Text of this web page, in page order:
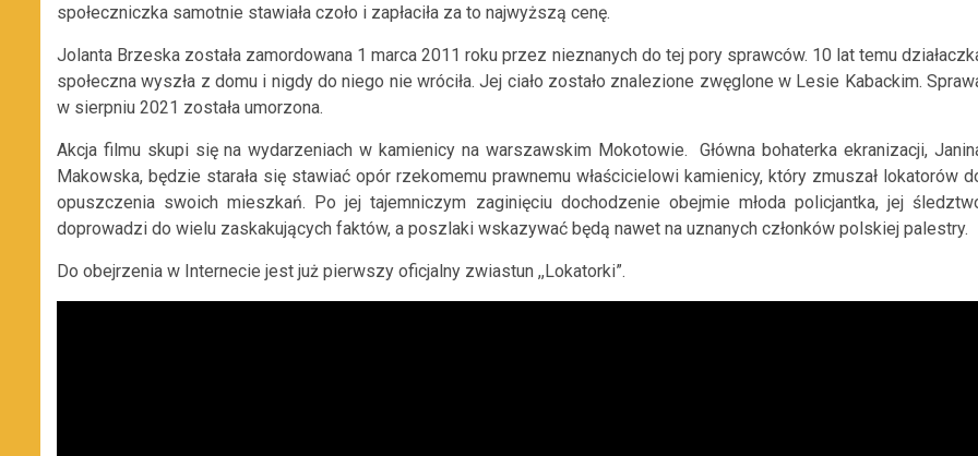
społeczniczka samotnie stawiała czoło i zapłaciła za to najwyższą cenę.
Jolanta Brzeska została zamordowana 1 marca 2011 roku przez nieznanych do tej pory sprawców. 10 lat temu
społeczna wyszła z domu i nigdy do niego nie wróciła. Jej ciało zostało znalezione zwęglone w Lesie Kabackim.
w sierpniu 2021 została umorzona.
Akcja filmu skupi się na wydarzeniach w kamienicy na warszawskim Mokotowie. Główna bohaterka ekranizacji,
Makowska, będzie starała się stawiać opór rzekomemu prawnemu właścicielowi kamienicy, który zmuszał lokatorów
opuszczenia swoich mieszkań. Po jej tajemniczym zaginięciu dochodzenie obejmie młoda policjantka, jej
doprowadzi do wielu zaskakujących faktów, a poszlaki wskazywać będą nawet na uznanych członków polskiej palestry.
Do obejrzenia w Internecie jest już pierwszy oficjalny zwiastun ,,Lokatorki”.